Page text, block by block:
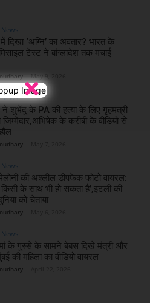
×
दिखा ‘अग्नि’ का अवतार? भारत के
टेस्ट ने बांग्लादेश तक मचाई
- May 9, 2026
शुभेंदु के PA की हत्या के लिए गृहमंत्री
जिम्मेदार,अभिषेक के करीबी के वीडियो से
मेलोनी की अश्लील डीपफेक फोटो वायरल:
के साथ भी हो सकता है’,इटली की
को चेताया
के गुस्से के सामने बेबस दिखे मंत्री और
की महिला का वीडियो वायरल